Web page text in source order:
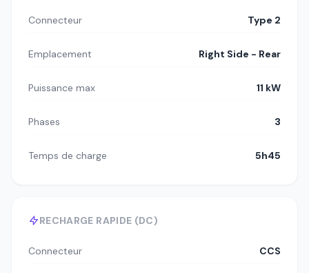
Connecteur Type 2
Emplacement Right Side - Rear
Puissance max 11 kW
Phases 3
Temps de charge 5h45
RECHARGE RAPIDE (DC)
Connecteur CCS